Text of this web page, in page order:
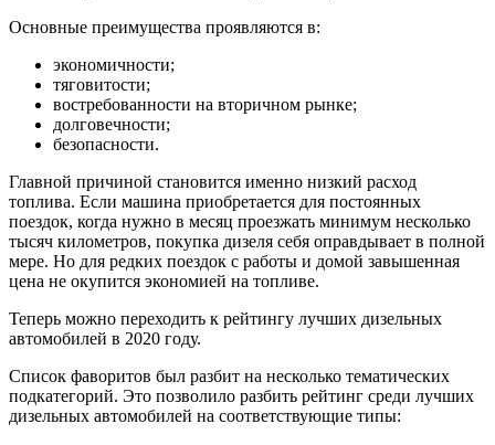
Основные преимущества проявляются в:
экономичности;
тяговитости;
востребованности на вторичном рынке;
долговечности;
безопасности.
Главной причиной становится именно низкий расход
топлива. Если машина приобретается для постоянных
поездок, когда нужно в месяц проезжать минимум несколько
тысяч километров, покупка дизеля себя оправдывает в полной
мере. Но для редких поездок с работы и домой завышенная
цена не окупится экономией на топливе.
Теперь можно переходить к рейтингу лучших дизельных
автомобилей в 2020 году.
Список фаворитов был разбит на несколько тематических
подкатегорий. Это позволило разбить рейтинг среди лучших
дизельных автомобилей на соответствующие типы: